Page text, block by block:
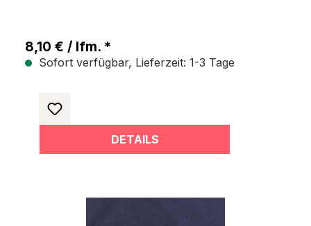
8,10 € / lfm. *
Sofort verfügbar, Lieferzeit: 1-3 Tage
DETAILS